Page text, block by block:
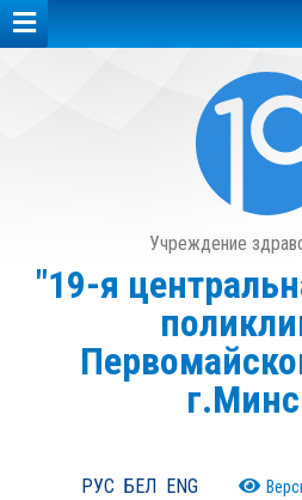
Учреждение
"19-я
РУС БЕЛ ENG